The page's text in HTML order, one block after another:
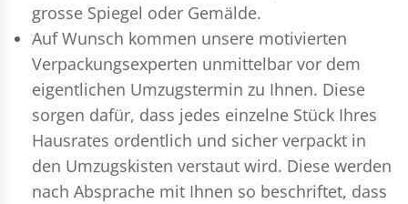
grosse Spiegel oder Gemälde.
Auf Wunsch kommen unsere motivierten
Verpackungsexperten unmittelbar vor dem
eigentlichen Umzugstermin zu Ihnen. Diese
sorgen dafür, dass jedes einzelne Stück Ihres
Hausrates ordentlich und sicher verpackt in
den Umzugskisten verstaut wird. Diese werden
nach Absprache mit Ihnen so beschriftet, dass